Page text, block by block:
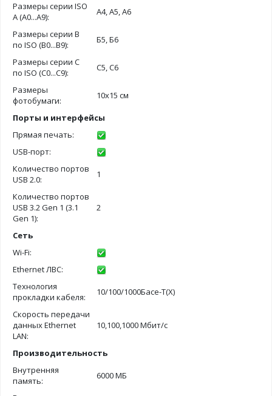
Размеры серии ISO
A (A0...A9):
А4, А5, А6
Размеры серии B
по ISO (B0...B9):
Б5, Б6
Размеры серии C
по ISO (C0...C9):
С5, С6
Размеры
фотобумаги:
10х15 см
Порты и интерфейсы
Прямая печать:
USB-порт:
Количество портов
USB 2.0:
1
Количество портов
USB 3.2 Gen 1 (3.1
Gen 1):
2
Сеть
Wi-Fi:
Ethernet ЛВС:
Технология
прокладки кабеля:
10/100/1000Басе-Т(Х)
Скорость передачи
данных Ethernet
LAN:
10,100,1000 Мбит/с
Производительность
Внутренняя
память:
6000 МБ